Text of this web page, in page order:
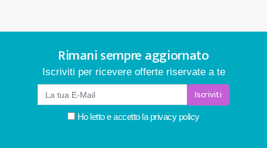
Rimani sempre aggiornato
Iscriviti per ricevere offerte riservate a te
Iscriviti
Ho letto e accetto laprivacy policy